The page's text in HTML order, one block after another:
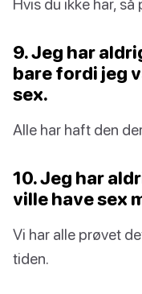
9. Jeg har
bare fordi jeg
sex.
Alle har haft den
10. Jeg har
ville have sex
Vi har alle prøvet
tiden.